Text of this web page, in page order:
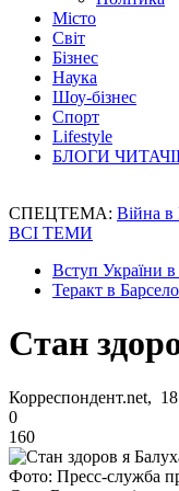
Місто
Світ
Бізнес
Наука
Шоу-бізнес
Спорт
Lifestyle
БЛОГИ
СПЕЦТЕМА: Війна в
ВСІ ТЕМИ
Вступ України
Теракт в
Стан
Корреспондент.net,
0
160
Фото: Пресс-служба